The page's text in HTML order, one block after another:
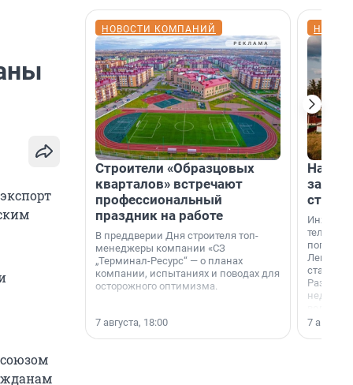
НОВОСТИ КОМПАНИЙ
Строители «Образцовых
кварталов» встречают
профессиональный
праздник на работе
В преддверии Дня строителя топ-
менеджеры компании «СЗ
„Терминал-Ресурс“ — о планах
компании, испытаниях и поводах для
осторожного оптимизма.
7 августа, 18:00
На
станции
7